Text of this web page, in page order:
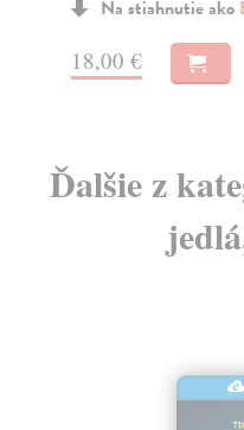
Na stiahnutie ako
18,00 €
Ďalšie z